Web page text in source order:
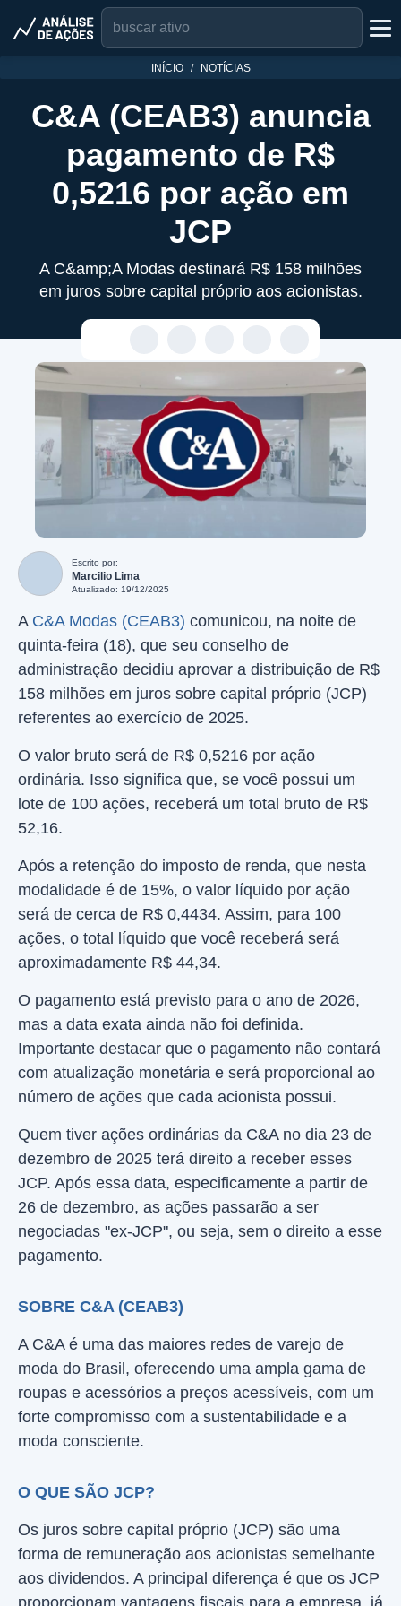
INÍCIO NOTÍCIAS
C&A (CEAB3) anuncia
pagamento de R$
0,5216 por ação em
JCP
A C&amp;A Modas destinará R$ 158 milhões
em juros sobre capital próprio aos acionistas.
Escrito por:
Marcilio Lima
Atualizado: 19/12/2025
A C&A Modas (CEAB3) comunicou, na noite de
quinta-feira (18), que seu conselho de
administração decidiu aprovar a distribuição de R$
158 milhões em juros sobre capital próprio (JCP)
referentes ao exercício de 2025.
O valor bruto será de R$ 0,5216 por ação
ordinária. Isso significa que, se você possui um
lote de 100 ações, receberá um total bruto de R$
52,16.
Após a retenção do imposto de renda, que nesta
modalidade é de 15%, o valor líquido por ação
será de cerca de R$ 0,4434. Assim, para 100
ações, o total líquido que você receberá será
aproximadamente R$ 44,34.
O pagamento está previsto para o ano de 2026,
mas a data exata ainda não foi definida.
Importante destacar que o pagamento não contará
com atualização monetária e será proporcional ao
número de ações que cada acionista possui.
Quem tiver ações ordinárias da C&A no dia 23 de
dezembro de 2025 terá direito a receber esses
JCP. Após essa data, especificamente a partir de
26 de dezembro, as ações passarão a ser
negociadas "ex-JCP", ou seja, sem o direito a esse
pagamento.
SOBRE C&A (CEAB3)
A C&A é uma das maiores redes de varejo de
moda do Brasil, oferecendo uma ampla gama de
roupas e acessórios a preços acessíveis, com um
forte compromisso com a sustentabilidade e a
moda consciente.
O QUE SÃO JCP?
Os juros sobre capital próprio (JCP) são uma
forma de remuneração aos acionistas semelhante
aos dividendos. A principal diferença é que os JCP
proporcionam vantagens fiscais para a empresa, já